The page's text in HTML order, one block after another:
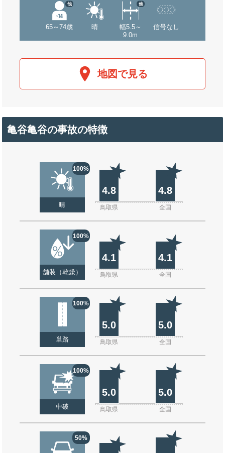
65～74歳
他
晴
幅5.5～
9.0m
他
信号なし
地図で見る
亀谷亀谷の事故の特徴
100%
晴
4.8 4.8
鳥取県 全国
100%
舗装（乾燥）
4.1 4.1
鳥取県 全国
100%
単路
5.0 5.0
鳥取県 全国
100%
中破
5.0 5.0
鳥取県 全国
50%